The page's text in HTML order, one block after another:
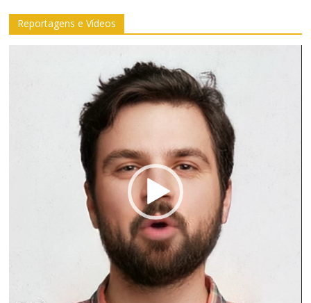
Reportagens e Vídeos